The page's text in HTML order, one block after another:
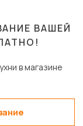
ВАШЕЙ